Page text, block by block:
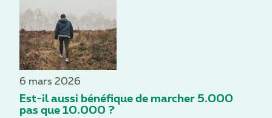
personnes meurent chaque année d'infections qui
ne répondent plus aux antibiotiques, un problème
principalement dû à une mauvaise utilisation de
ceux-ci. Il est donc important de savoir
exactement comment agissent les antibiotiques,
quand ils sont utiles et comment les utiliser de
manière responsable.
6 mars 2026
Est-il aussi bénéfique de marcher 5.000
pas que 10.000 ?